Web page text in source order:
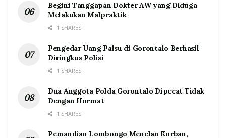
Begini Tanggapan Dokter AW yang Diduga
Melakukan Malpraktik
1 SHARES
Pengedar Uang Palsu di Gorontalo Berhasil
Diringkus Polisi
1 SHARES
Dua Anggota Polda Gorontalo Dipecat Tidak
Dengan Hormat
1 SHARES
Pemandian Lombongo Menelan Korban,